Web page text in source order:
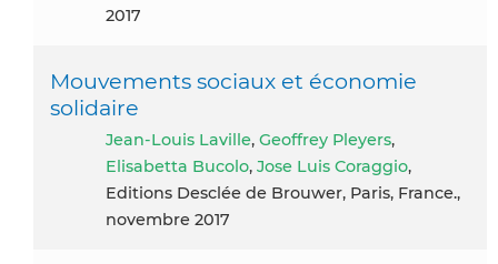
2017
Mouvements sociaux et économie
solidaire
Jean-Louis Laville, Geoffrey Pleyers,
Elisabetta Bucolo, Jose Luis Coraggio,
Editions Desclée de Brouwer, Paris, France.,
novembre 2017